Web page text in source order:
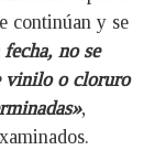
continúan y se
no se
vinilo o cloruro
,